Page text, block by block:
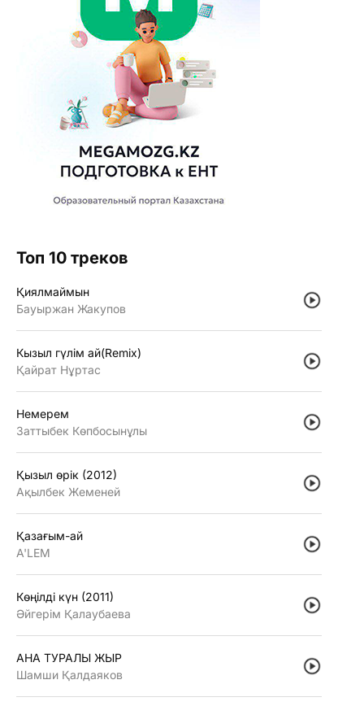
Топ 10 треков
Қиялмаймын
Бауыржан Жакупов
Кызыл гүлiм ай(Remix)
Қайрат Нұртас
Немерем
Заттыбек Көпбосынұлы
Қызыл өрiк (2012)
Ақылбек Жеменей
Қазағым-ай
A'LEM
Көңiлдi күн (2011)
Әйгерiм Қалаубаева
АНА ТУРАЛЫ ЖЫР
Шамши Қалдаяков